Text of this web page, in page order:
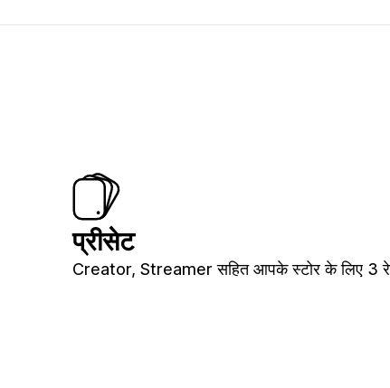
प्रीसेट
Creator, Streamer सहित आपके स्टोर के लिए 3